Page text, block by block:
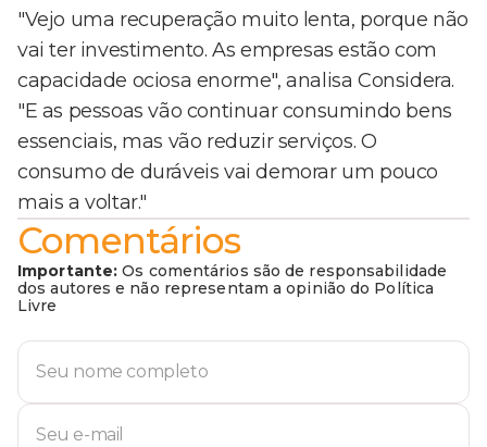
"Vejo uma recuperação muito lenta, porque não
vai ter investimento. As empresas estão com
capacidade ociosa enorme", analisa Considera.
"E as pessoas vão continuar consumindo bens
essenciais, mas vão reduzir serviços. O
consumo de duráveis vai demorar um pouco
mais a voltar."
Comentários
Importante: Os comentários são de responsabilidade
dos autores e não representam a opinião do Política
Livre